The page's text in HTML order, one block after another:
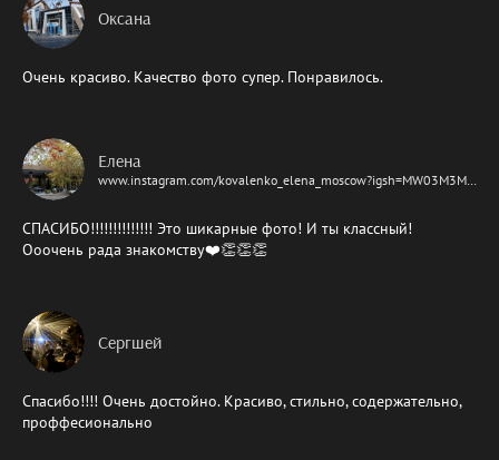
Оксана
Очень красиво. Качество фото супер. Понравилось.
Елена
www.instagram.com/kovalenko_elena_moscow?igsh=MW03M3M1eDZtbjQ2OA%3D%3D&utm_source=qr
СПАСИБО!!!!!!!!!!!!!! Это шикарные фото! И ты классный!
Ооочень рада знакомству❤️👏👏👏
Сергшей
Спасибо!!!! Очень достойно. Красиво, стильно, содержательно,
проффесионально